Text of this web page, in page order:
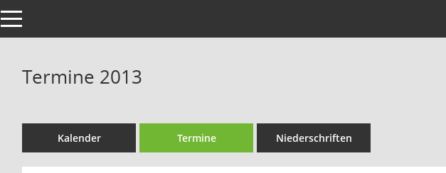
Toggle navigation
Termine 2013
Kalender Termine Niederschriften